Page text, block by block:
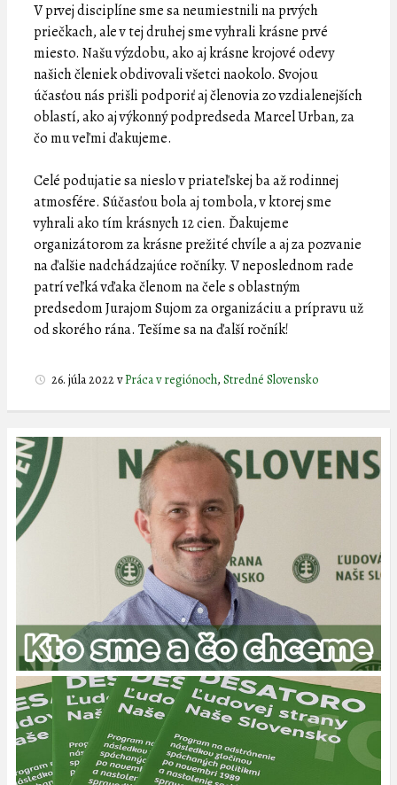
V prvej disciplíne sme sa neumiestnili na prvých
priečkach, ale v tej druhej sme vyhrali krásne prvé
miesto. Našu výzdobu, ako aj krásne krojové odevy
našich členiek obdivovali všetci naokolo. Svojou
účasťou nás prišli podporiť aj členovia zo vzdialenejších
oblastí, ako aj výkonný podpredseda Marcel Urban, za
čo mu veľmi ďakujeme.
Celé podujatie sa nieslo v priateľskej ba až rodinnej
atmosfére. Súčasťou bola aj tombola, v ktorej sme
vyhrali ako tím krásnych 12 cien. Ďakujeme
organizátorom za krásne prežité chvíle a aj za pozvanie
na ďalšie nadchádzajúce ročníky. V neposlednom rade
patrí veľká vďaka členom na čele s oblastným
predsedom Jurajom Sujom za organizáciu a prípravu už
od skorého rána. Tešíme sa na ďalší ročník!
26. júla 2022vPráca v regiónoch, Stredné Slovensko